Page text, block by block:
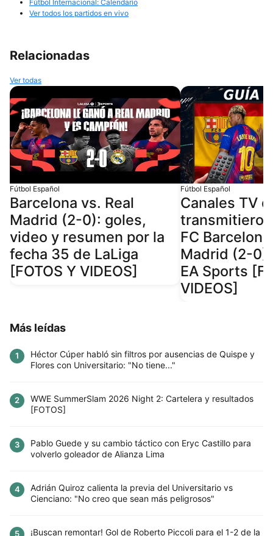
Fútbol Internacional: Calendario
Ver todos los partidos en vivo
Relacionadas
Ver todas
Fútbol Español
Barcelona vs. Real
Madrid (2-0): goles,
video y resumen por la
fecha 35 de LaLiga
[FOTOS Y VIDEOS]
Fútbol Español
Canales TV
FC
Madrid (2-0)
EA Sports
VIDEOS]
Más leídas
1
Héctor Cúper habló sin filtros por ausencias de Quispe y
Flores con Universitario: "No tiene..."
2
WWE SummerSlam 2026 Night 2: Cartelera y resultados
[FOTOS]
3
Pablo Guede y su cambio táctico con Eryc Castillo para
volverlo goleador de Alianza Lima
4
Adrián Quiroz calienta la previa del Universitario vs
Cienciano: "No creo que sean más peligrosos"
5 ¡Buscan remontar! Gol de Roberto Piccoli para el 1-2 de la